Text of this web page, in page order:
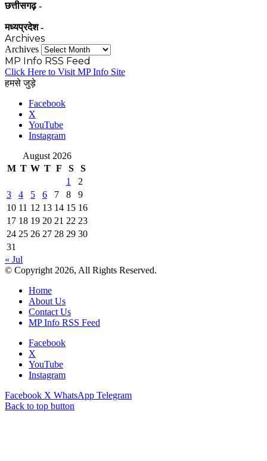
छत्तीसगढ़ -
मध्यप्रदेश -
Archives
Archives
MP Info RSS Feed
Click Here to Visit MP Info Site
हमसे जुड़े
Facebook
X
YouTube
Instagram
August 2026
M T W T F S
S
1
2
3
4 5 6 7 8
9
10 11 12 13 14 15 16
17 18 19 20 21 22 23
24 25 26 27 28 29 30
31
« Jul
© Copyright 2026, All Rights Reserved.
Home
About Us
Contact Us
MP Info RSS Feed
Facebook
X
YouTube
Instagram
Facebook X WhatsApp Telegram
Back to top button